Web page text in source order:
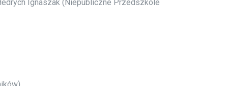
Ignaszak (Niepubliczne Przedszkole